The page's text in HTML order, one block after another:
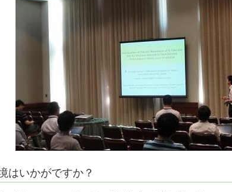
はいかがですか？